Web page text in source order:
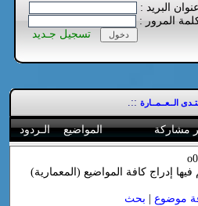
عنوان البريد :
المرور :
تسجيل جـديد
الــعــمــارة ::.
مشاركة المواضيع الـردود
فيها إدراج كافة المواضيع (المعمارية)
موضوع بحث